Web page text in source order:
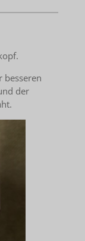
besseren
der